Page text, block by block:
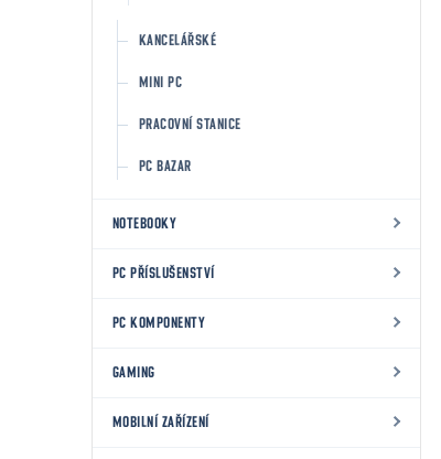
KANCELÁŘSKÉ
MINI PC
PRACOVNÍ STANICE
PC BAZAR
NOTEBOOKY
PC PŘÍSLUŠENSTVÍ
PC KOMPONENTY
GAMING
MOBILNÍ ZAŘÍZENÍ